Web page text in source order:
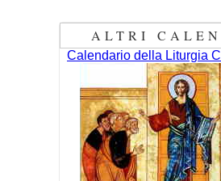
ALTRI
Calendario della Liturgia